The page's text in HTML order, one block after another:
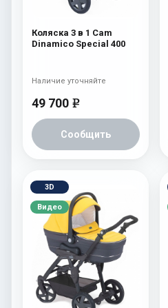
Коляска 3 в 1 Cam
Dinamico Special 400
49 700 e
Сообщить
Наличие уточняйте
3D
Видео